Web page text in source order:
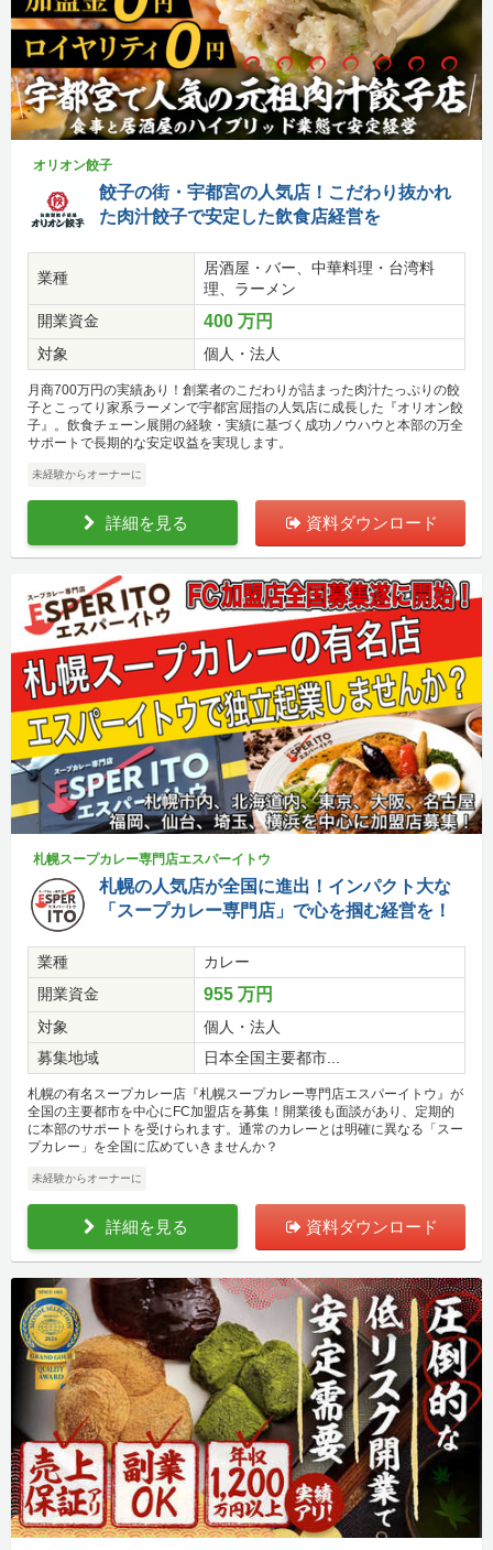
オリオン餃子
餃子の街・宇都宮の人気店！こだわり抜かれ
た肉汁餃子で安定した飲食店経営を
業種
居酒屋・バー、中華料理・台湾料
理、ラーメン
開業資金
400 万円
対象 個人・法人
月商700万円の実績あり！創業者のこだわりが詰まった肉汁たっぷりの餃
子とこってり家系ラーメンで宇都宮屈指の人気店に成長した『オリオン餃
子』。飲食チェーン展開の経験・実績に基づく成功ノウハウと本部の万全
サポートで長期的な安定収益を実現します。
未経験からオーナーに
詳細を見る 資料ダウンロード
札幌スープカレー専門店エスパーイトウ
札幌の人気店が全国に進出！インパクト大な
「スープカレー専門店」で心を掴む経営を！
業種
カレー
開業資金
955 万円
対象
個人・法人
募集地域
日本全国主要都市...
札幌の有名スープカレー店『札幌スープカレー専門店エスパーイトウ』が
全国の主要都市を中心にFC加盟店を募集！開業後も面談があり、定期的
に本部のサポートを受けられます。通常のカレーとは明確に異なる「スー
プカレー」を全国に広めていきませんか？
未経験からオーナーに
詳細を見る 資料ダウンロード